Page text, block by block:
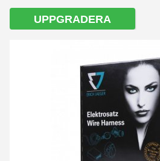
UPPGRADERA